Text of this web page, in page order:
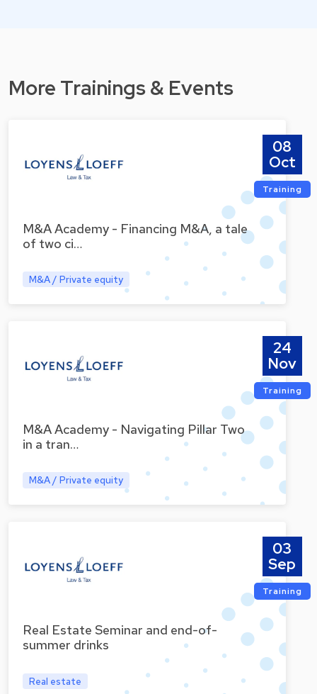
More Trainings & Events
M&A Academy - Financing M&A, a tale
of two ci…
M&A / Private equity
08
Oct
Training
M&A Academy - Navigating Pillar Two
in a tran…
M&A / Private equity
24
Nov
Training
Real Estate Seminar and end-of-
summer drinks
Real estate
03
Sep
Training